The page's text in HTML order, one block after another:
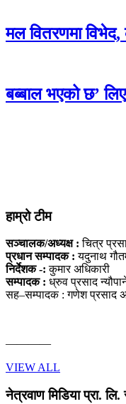
मल वितरणमा
बब्बाल भएको छ’
हाम्रो टीम
सञ्चालक/अध्यक्ष : चित्र
प्रधान सम्पादक : यदुनाथ
निर्देशक -: कुमार अधिकारी
सम्पादक : ध्रुव प्रसाद
सह–सम्पादक : गणेश प्रसाद
————
VIEW ALL
नेत्रवाण मिडिया प्रा.